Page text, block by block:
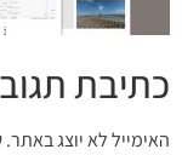
כתיבת
האימייל לא יוצג באתר.